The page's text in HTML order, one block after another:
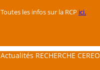
Toutes les infos sur la RCP ici.
Actualités RECHERCHE CEREO